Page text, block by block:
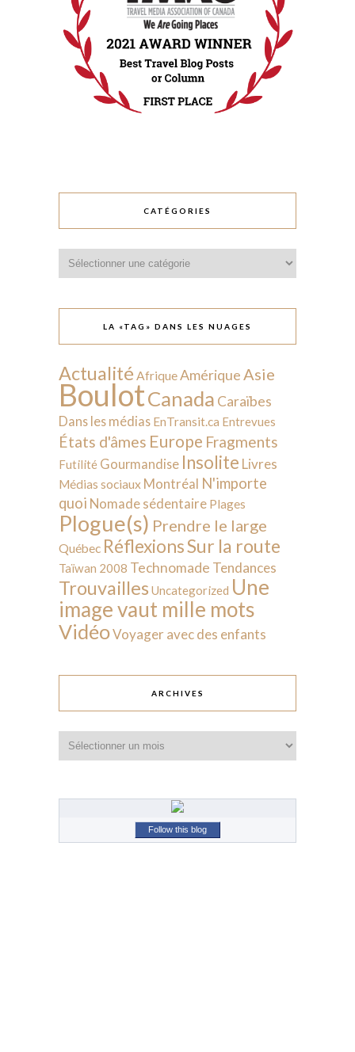
CATÉGORIES
LA «TAG» DANS LES NUAGES
Actualité AfriqueAmériqueAsie
BoulotCanada Caraïbes
Dans les médias EnTransit.ca Entrevues
États d'âmes Europe Fragments
Futilité Gourmandise Insolite Livres
Médias sociaux Montréal N'importe
quoi Nomade sédentaire Plages
Plogue(s) Prendre le large
Québec RéflexionsSur la route
Taïwan 2008 Technomade Tendances
Trouvailles Uncategorized Une
image vaut mille mots
VidéoVoyager avec des enfants
ARCHIVES
Follow this blog